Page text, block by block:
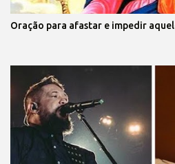
Oração para afastar e impedir